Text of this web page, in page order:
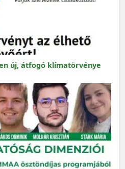
új, átfogó klímatörvénye